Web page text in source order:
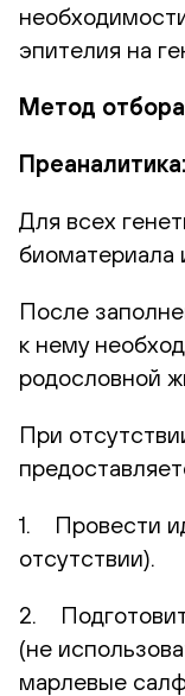
эпителия на
Метод
Преаналитика:
Для всех
биоматериала
После
к нему
родословной
При
1. Провести
отсутствии).
2.
(не
марлевые